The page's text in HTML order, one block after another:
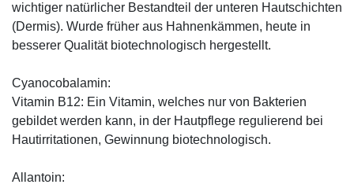
wichtiger natürlicher Bestandteil der unteren Hautschichten
(Dermis). Wurde früher aus Hahnenkämmen, heute in
besserer Qualität biotechnologisch hergestellt.
Cyanocobalamin:
Vitamin B12: Ein Vitamin, welches nur von Bakterien
gebildet werden kann, in der Hautpflege regulierend bei
Hautirritationen, Gewinnung biotechnologisch.
Allantoin: